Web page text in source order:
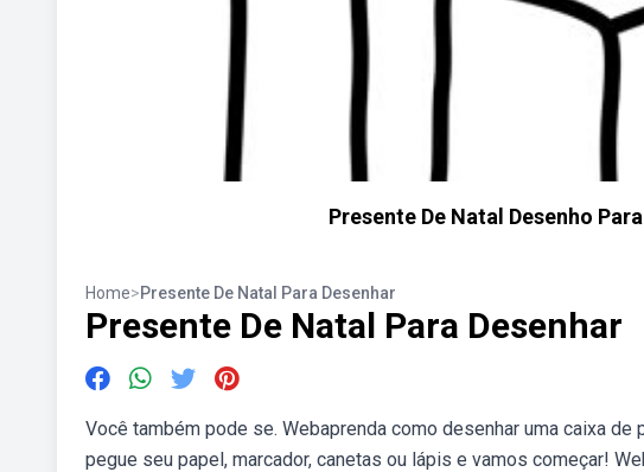
Presente De Natal Desenho
Home>Presente De Natal Para Desenhar
Presente De Natal Para Desenhar
Você também pode se. Webaprenda como desenhar uma caixa
pegue seu papel, marcador, canetas ou lápis e vamos começar!